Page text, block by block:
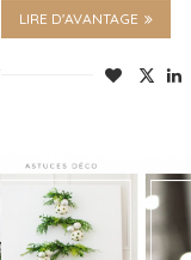
LIRE D'AVANTAGE